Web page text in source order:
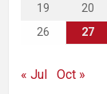
19
20
26
27
« Jul Oct »